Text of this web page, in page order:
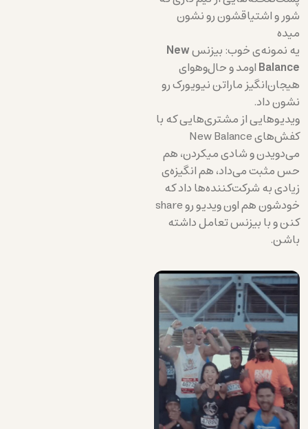
شور و اشتیاقشون رو نشون
میده
یه نمونه‌ی خوب: بیزنس‌New
Balanceاومد و حال‌وهوای
هیجان‌انگیز ماراتن نیویورک رو
نشون داد.
ویدیوهایی از مشتری‌هایی که با
کفش‌های New Balance
می‌دویدن و شادی میکردن، هم
حس مثبت می‌داد، هم انگیزه‌ی
زیادی به شرکت‌کننده‌ها داد که
خودشون هم اون ویدیو رو share
کنن و با بیزنس‌ تعامل داشته
باشن.